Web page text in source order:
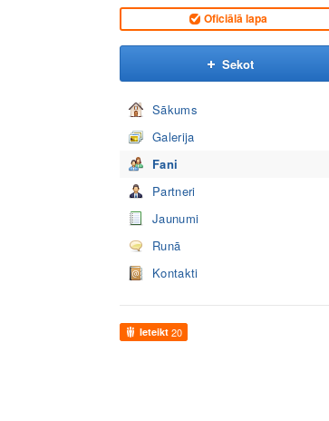
Oficiālā lapa
Sekot
Sākums
Galerija
Fani
Partneri
Jaunumi
Runā
Kontakti
Ieteikt 20